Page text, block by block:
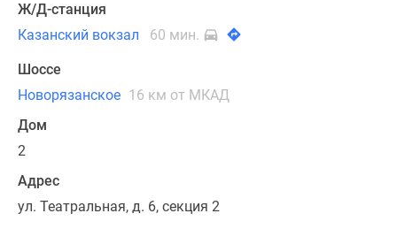
Ж/Д-станция
Казанский вокзал
60 мин.
Шоссе
Новорязанское 16 км от МКАД
Дом
2
Адрес
ул. Театральная, д. 6, секция 2